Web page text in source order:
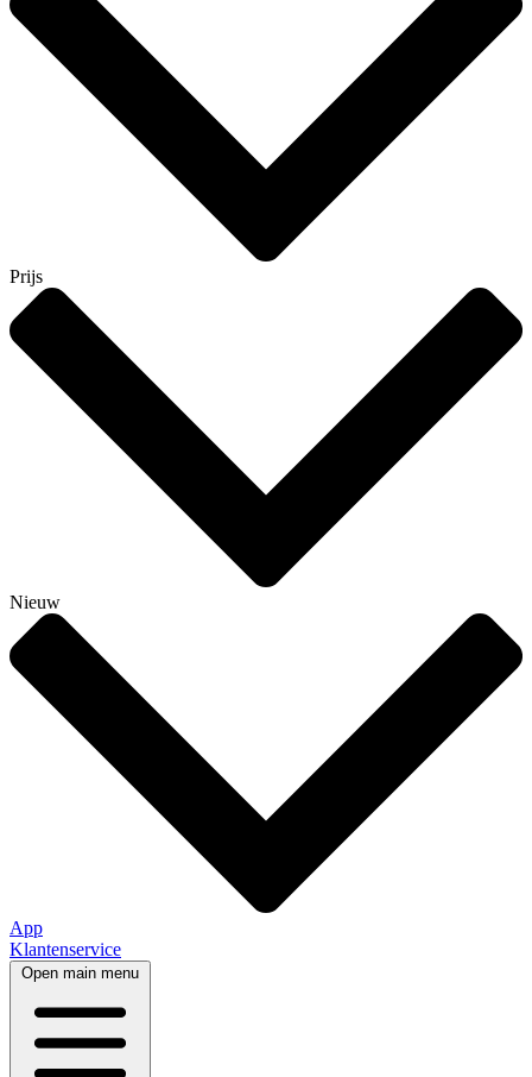
Prijs
Nieuw
App
Klantenservice
Open main menu